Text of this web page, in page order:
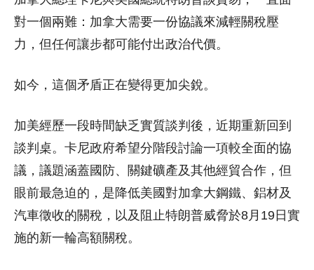
對一個兩難：加拿大需要一份協議來減輕關稅壓
力，但任何讓步都可能付出政治代價。
如今，這個矛盾正在變得更加尖銳。
加美經歷一段時間缺乏實質談判後，近期重新回到
談判桌。卡尼政府希望分階段討論一項較全面的協
議，議題涵蓋國防、關鍵礦產及其他經貿合作，但
眼前最急迫的，是降低美國對加拿大鋼鐵、鋁材及
汽車徵收的關稅，以及阻止特朗普威脅於8月19日實
施的新一輪高額關稅。